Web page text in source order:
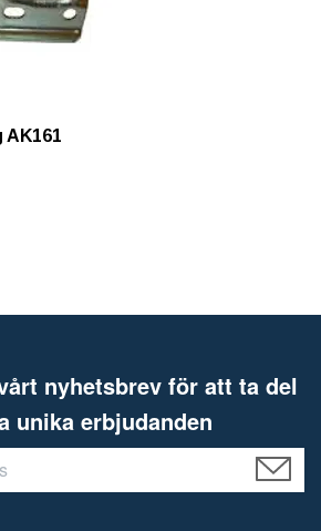
nyhetsbrev för att ta del
unika erbjudanden